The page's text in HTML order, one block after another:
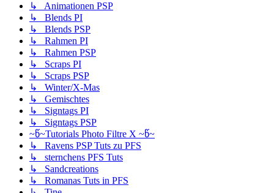
↳ Animationen PSP
↳ Blends PI
↳ Blends PSP
↳ Rahmen PI
↳ Rahmen PSP
↳ Scraps PI
↳ Scraps PSP
↳ Winter/X-Mas
↳ Gemischtes
↳ Signtags PI
↳ Signtags PSP
~წ~Tutorials Photo Filtre X ~წ~
↳ Ravens PSP Tuts zu PFS
↳ sternchens PFS Tuts
↳ Sandcreations
↳ Romanas Tuts in PFS